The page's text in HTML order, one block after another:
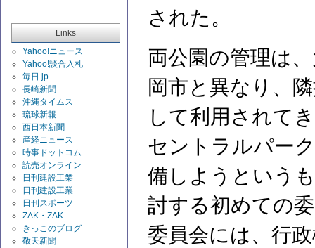
Links
Yahoo!ニュース
Yahoo!談合入札
毎日.jp
長崎新聞
沖縄タイムス
琉球新報
西日本新聞
産経ニュース
時事ドットコム
読売オンライン
日刊建設工業
日刊建設工業
日刊スポーツ
ZAK・ZAK
きっこのブログ
敬天新聞
された。
両公園の管理は
岡市と異なり、
して利用されて
セントラルパー
備しようという
討する初めての
委員会には、行